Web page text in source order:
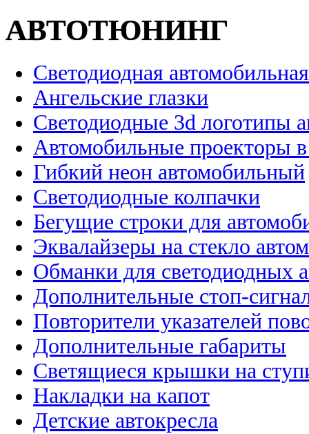
АВТОТЮНИНГ
Светодиодная
Ангельские глазки
Светодиодные 3d логотипы
Автомобильные проекторы
Гибкий неон автомобильный
Светодиодные колпачки
Бегущие строки для
Эквалайзеры на стекло
Обманки для светодиодных
Дополнительные стоп-
Повторители указателей
Дополнительные габариты
Светящиеся крышки на
Накладки на капот
Детские автокресла